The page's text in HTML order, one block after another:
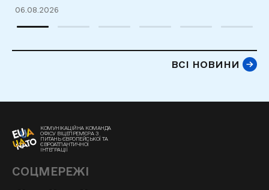
06.08.2026
ВСІ НОВИНИ
КОМУНІКАЦІЙНА КОМАНДА
ОФІСУ ВІЦЕПРЕМ'ЄРА З
ПИТАНЬ ЄВРОПЕЙСЬКОЇ ТА
ЄВРОАТЛАНТИЧНОЇ
ІНТЕГРАЦІЇ
СОЦМЕРЕЖІ